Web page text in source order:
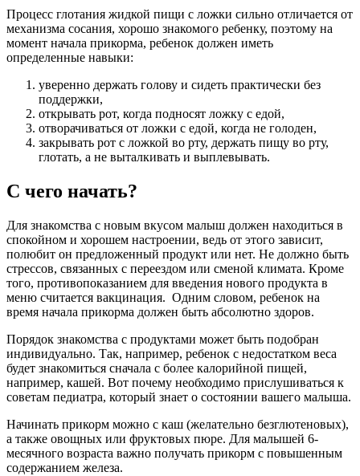
Процесс глотания жидкой пищи с ложки сильно отличается от
механизма сосания, хорошо знакомого ребенку, поэтому на
момент начала прикорма, ребенок должен иметь
определенные навыки:
уверенно держать голову и сидеть практически без
поддержки,
открывать рот, когда подносят ложку с едой,
отворачиваться от ложки с едой, когда не голоден,
закрывать рот с ложкой во рту, держать пищу во рту,
глотать, а не выталкивать и выплевывать.
С чего начать?
Для знакомства с новым вкусом малыш должен находиться в
спокойном и хорошем настроении, ведь от этого зависит,
полюбит он предложенный продукт или нет. Не должно быть
стрессов, связанных с переездом или сменой климата. Кроме
того, противопоказанием для введения нового продукта в
меню считается вакцинация.  Одним словом, ребенок на
время начала прикорма должен быть абсолютно здоров.
Порядок знакомства с продуктами может быть подобран
индивидуально. Так, например, ребенок с недостатком веса
будет знакомиться сначала с более калорийной пищей,
например, кашей. Вот почему необходимо прислушиваться к
советам педиатра, который знает о состоянии вашего малыша.
Начинать прикорм можно с каш (желательно безглютеновых),
а также овощных или фруктовых пюре. Для малышей 6-
месячного возраста важно получать прикорм с повышенным
содержанием железа.